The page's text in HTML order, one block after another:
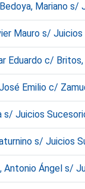
Mariano s/
Mauro s/
Eduardo c/
Emilio c/
s/ Juicios
s/ Juicios
Antonio Ángel s/